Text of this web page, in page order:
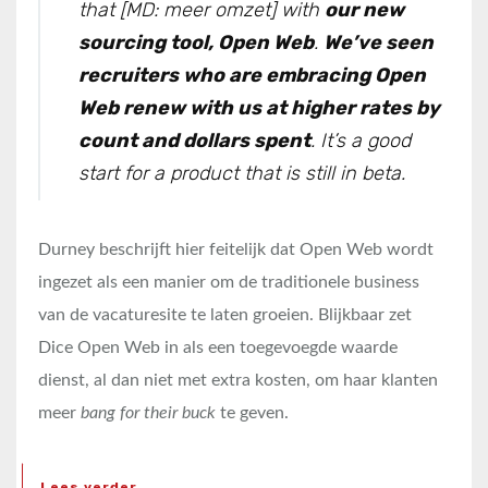
that [MD: meer omzet] with our new
sourcing tool, Open Web. We’ve seen
recruiters who are embracing Open
Web renew with us at higher rates by
count and dollars spent. It’s a good
start for a product that is still in beta.
Durney beschrijft hier feitelijk dat Open Web wordt
ingezet als een manier om de traditionele business
van de vacaturesite te laten groeien. Blijkbaar zet
Dice Open Web in als een toegevoegde waarde
dienst, al dan niet met extra kosten, om haar klanten
meer bang for their buck te geven.